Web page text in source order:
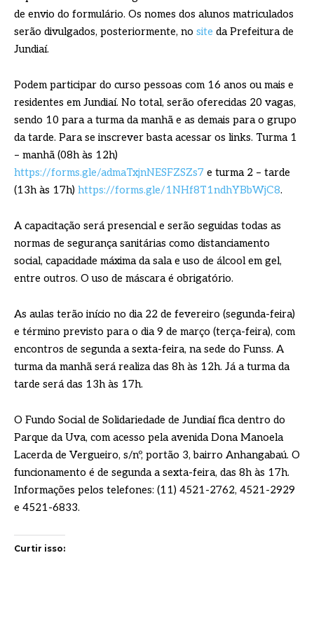
de envio do formulário. Os nomes dos alunos matriculados
serão divulgados, posteriormente, no site da Prefeitura de
Jundiaí.
Podem participar do curso pessoas com 16 anos ou mais e
residentes em Jundiaí. No total, serão oferecidas 20 vagas,
sendo 10 para a turma da manhã e as demais para o grupo
da tarde. Para se inscrever basta acessar os links. Turma 1
– manhã (08h às 12h)
https://forms.gle/admaTxjnNESFZSZs7 e turma 2 – tarde
(13h às 17h) https://forms.gle/1NHf8T1ndhYBbWjC8.
A capacitação será presencial e serão seguidas todas as
normas de segurança sanitárias como distanciamento
social, capacidade máxima da sala e uso de álcool em gel,
entre outros. O uso de máscara é obrigatório.
As aulas terão início no dia 22 de fevereiro (segunda-feira)
e término previsto para o dia 9 de março (terça-feira), com
encontros de segunda a sexta-feira, na sede do Funss. A
turma da manhã será realiza das 8h às 12h. Já a turma da
tarde será das 13h às 17h.
O Fundo Social de Solidariedade de Jundiaí fica dentro do
Parque da Uva, com acesso pela avenida Dona Manoela
Lacerda de Vergueiro, s/nº, portão 3, bairro Anhangabaú. O
funcionamento é de segunda a sexta-feira, das 8h às 17h.
Informações pelos telefones: (11) 4521-2762, 4521-2929
e 4521-6833.
Curtir isso: